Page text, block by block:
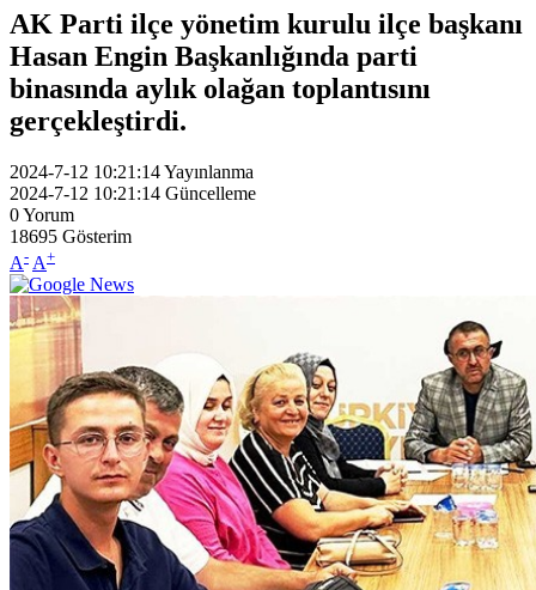
AK Parti ilçe yönetim kurulu ilçe başkanı
Hasan Engin Başkanlığında parti
binasında aylık olağan toplantısını
gerçekleştirdi.
2024-7-12 10:21:14Yayınlanma
2024-7-12 10:21:14 Güncelleme
0Yorum
18695 Gösterim
A- A+